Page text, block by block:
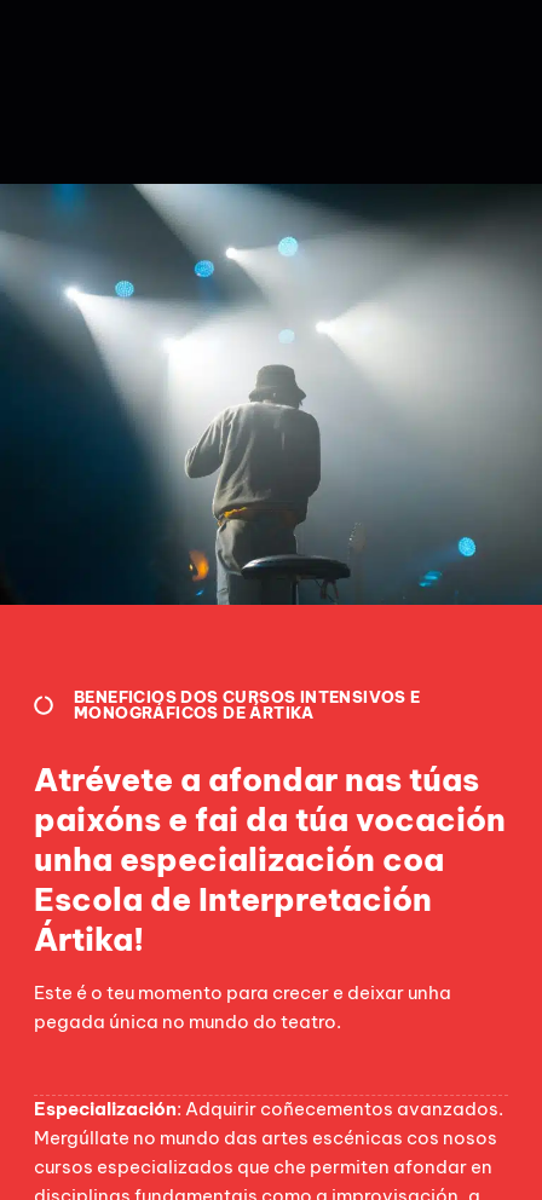
BENEFICIOS DOS CURSOS INTENSIVOS E
MONOGRÁFICOS DE ÁRTIKA
Atrévete a afondar nas túas
paixóns e fai da túa vocación
unha especialización coa
Escola de Interpretación
Ártika!
Este é o teu momento para crecer e deixar unha
pegada única no mundo do teatro.
Especialización: Adquirir coñecementos avanzados.
Mergúllate no mundo das artes escénicas cos nosos
cursos especializados que che permiten afondar en